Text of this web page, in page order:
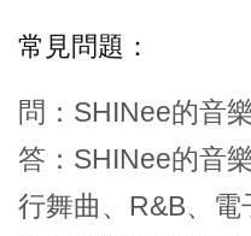
常見問題：
問：SHINee的音
答：SHINee的音
行舞曲、R&B、